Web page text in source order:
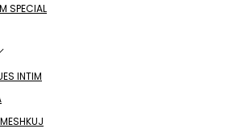
SPECIAL
INTIM